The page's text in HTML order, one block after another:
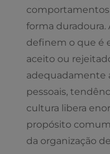
forma duradoura.
definem o que é
aceito ou
adequadamente
pessoais,
cultura libera
propósito
da organização